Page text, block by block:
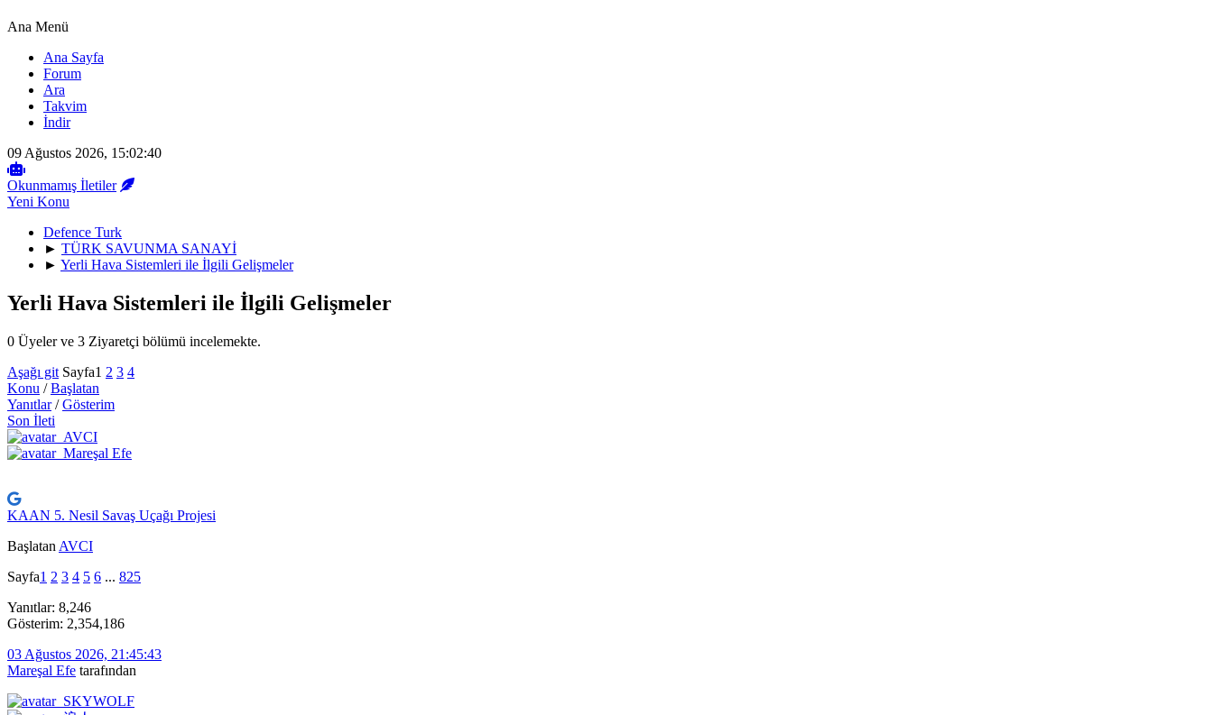
Ana Menü
Ana Sayfa
Forum
Ara
Takvim
İndir
09 Ağustos 2026, 15:02:40
Okunmamış İletiler
Yeni Konu
Defence Turk
► TÜRK SAVUNMA SANAYİ
► Yerli Hava Sistemleri ile İlgili Gelişmeler
Yerli Hava Sistemleri ile İlgili Gelişmeler
0 Üyeler ve 3 Ziyaretçi bölümü incelemekte.
Aşağı git Sayfa1 2 3 4
Konu /Başlatan
Yanıtlar/Gösterim
Son İleti
KAAN 5. Nesil Savaş Uçağı Projesi
Başlatan AVCI
Sayfa1 2 3 4 5 6 ... 825
Yanıtlar: 8,246
Gösterim: 2,354,186
03 Ağustos 2026, 21:45:43
Mareşal Efe tarafından